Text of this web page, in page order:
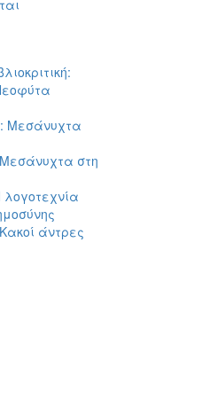
Μεσάνυχτα
Μεσάνυχτα στη
λογοτεχνία
Κακοί άντρες